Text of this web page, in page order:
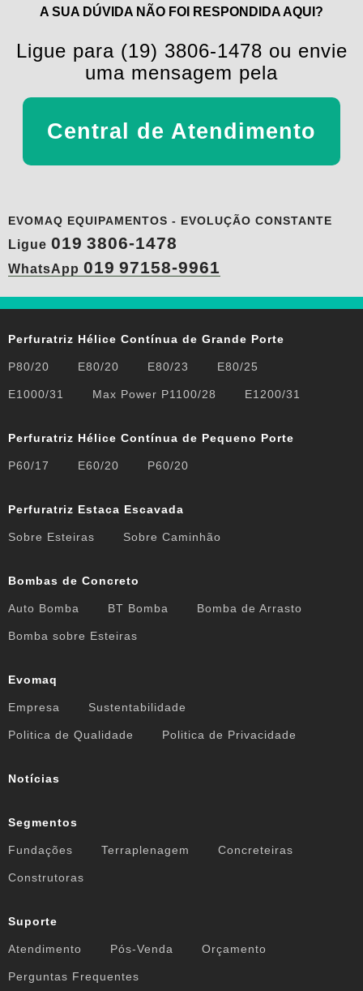
A SUA DÚVIDA NÃO FOI RESPONDIDA AQUI?
Ligue para (19) 3806-1478 ou envie
uma mensagem pela
Central de Atendimento
EVOMAQ EQUIPAMENTOS - EVOLUÇÃO CONSTANTE
Ligue 019 3806-1478
WhatsApp 019 97158-9961
Perfuratriz Hélice Contínua de Grande Porte
P80/20 E80/20 E80/23 E80/25
E1000/31 Max Power P1100/28 E1200/31
Perfuratriz Hélice Contínua de Pequeno Porte
P60/17 E60/20 P60/20
Perfuratriz Estaca Escavada
Sobre Esteiras Sobre Caminhão
Bombas de Concreto
Auto Bomba BT Bomba Bomba de Arrasto
Bomba sobre Esteiras
Evomaq
Empresa Sustentabilidade
Politica de Qualidade Politica de Privacidade
Notícias
Segmentos
Fundações Terraplenagem Concreteiras
Construtoras
Suporte
Atendimento Pós-Venda Orçamento
Perguntas Frequentes